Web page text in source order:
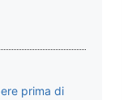
prima di